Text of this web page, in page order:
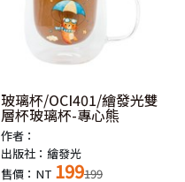
玻璃杯/OCI401/繪發光雙
層杯玻璃杯-專心熊
作者：
出版社：繪發光
售價：NT 199199